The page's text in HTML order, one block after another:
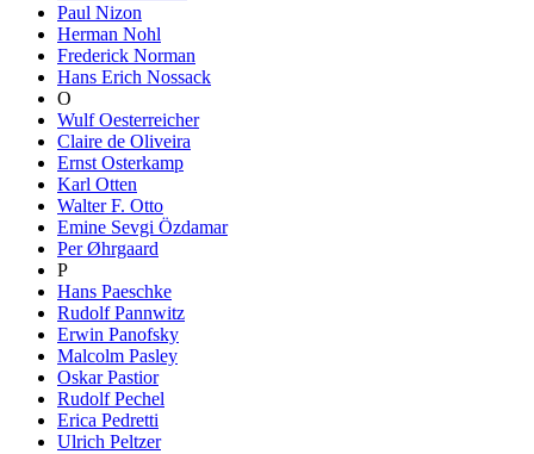
Paul Nizon
Herman Nohl
Frederick Norman
Hans Erich Nossack
O
Wulf Oesterreicher
Claire de Oliveira
Ernst Osterkamp
Karl Otten
Walter F. Otto
Emine Sevgi Özdamar
Per Øhrgaard
P
Hans Paeschke
Rudolf Pannwitz
Erwin Panofsky
Malcolm Pasley
Oskar Pastior
Rudolf Pechel
Erica Pedretti
Ulrich Peltzer